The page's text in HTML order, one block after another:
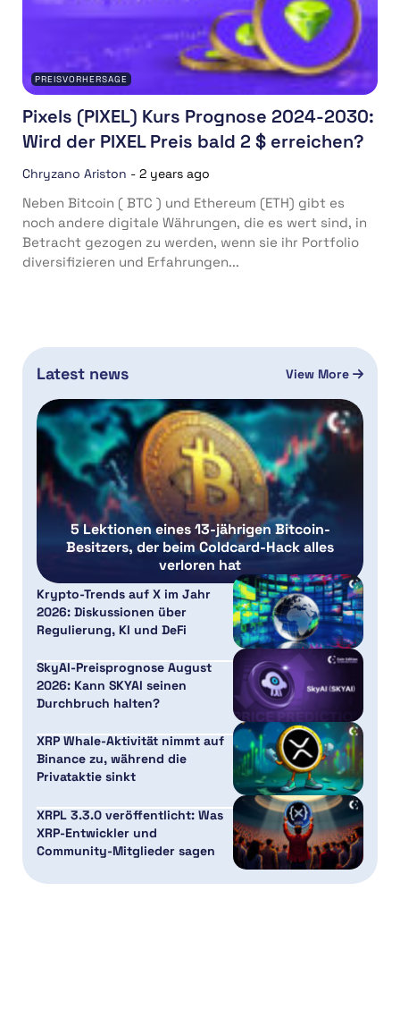
PREISVORHERSAGE
Pixels (PIXEL) Kurs Prognose 2024-2030:
Wird der PIXEL Preis bald 2 $ erreichen?
Chryzano Ariston - 2 years ago
Neben Bitcoin ( BTC ) und Ethereum (ETH) gibt es
noch andere digitale Währungen, die es wert sind, in
Betracht gezogen zu werden, wenn sie ihr Portfolio
diversifizieren und Erfahrungen...
Latest news View More
5 Lektionen eines 13-jährigen Bitcoin-
Besitzers, der beim Coldcard-Hack alles
verloren hat
Krypto-Trends auf X im Jahr
2026: Diskussionen über
Regulierung, KI und DeFi
SkyAI-Preisprognose August
2026: Kann SKYAI seinen
Durchbruch halten?
XRP Whale-Aktivität nimmt auf
Binance zu, während die
Privataktie sinkt
XRPL 3.3.0 veröffentlicht: Was
XRP-Entwickler und
Community-Mitglieder sagen